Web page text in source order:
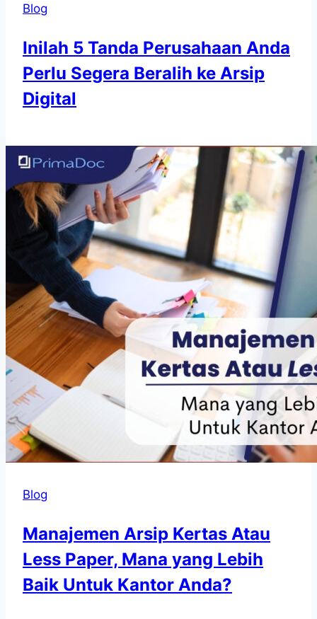
Blog
Inilah 5 Tanda Perusahaan Anda
Perlu Segera Beralih ke Arsip
Digital
Blog
Manajemen Arsip Kertas Atau
Less Paper, Mana yang Lebih
Baik Untuk Kantor Anda?